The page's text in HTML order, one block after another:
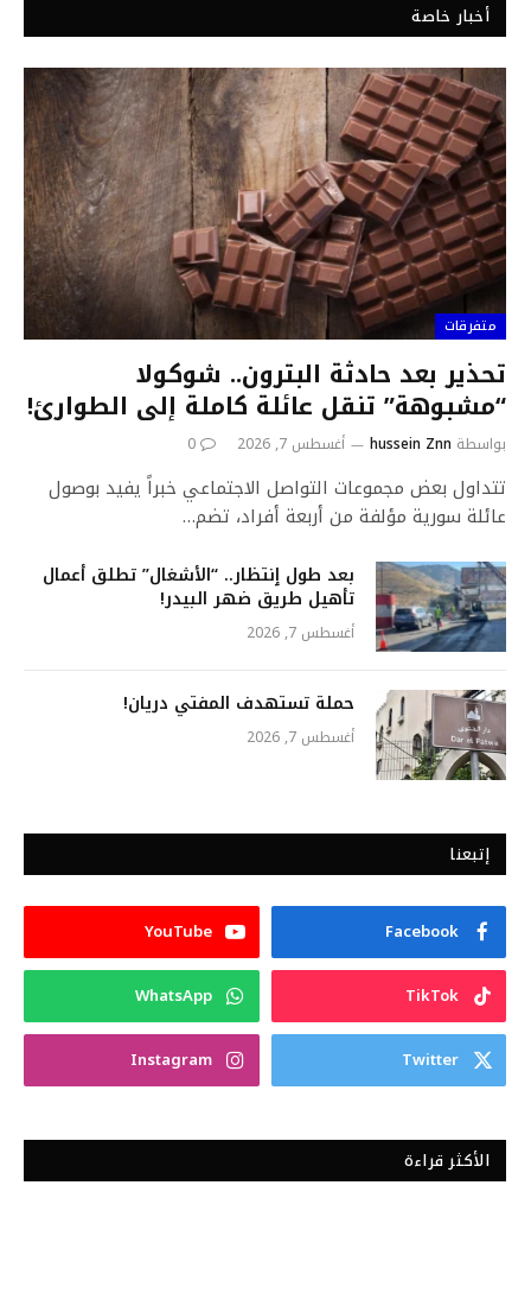
أخبار خاصة
متفرقات
تحذير بعد حادثة البترون.. شوكولا
“مشبوهة” تنقل عائلة كاملة إلى الطوارئ!
بواسطة hussein Znn أغسطس 7, 2026 0
تتداول بعض مجموعات التواصل الاجتماعي خبراً يفيد بوصول
عائلة سورية مؤلفة من أربعة أفراد، تضم…
بعد طول ٳنتظار.. “الأشغال” تطلق أعمال
تأهيل طريق ضهر البيدر!
أغسطس 7, 2026
حملة تستهدف المفتي دريان!
أغسطس 7, 2026
إتبعنا
Facebook
YouTube
TikTok
WhatsApp
Twitter
Instagram
الأكثر قراءة